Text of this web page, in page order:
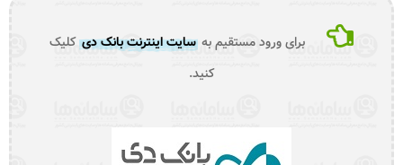
برای ورود مستقیم به سایت اینترنت بانک دی کلیک
کنید.